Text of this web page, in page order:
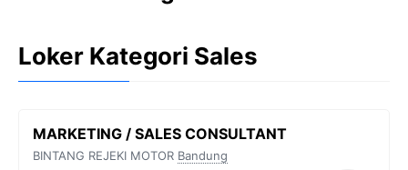
Loker Kategori Sales
MARKETING / SALES CONSULTANT
BINTANG REJEKI MOTOR Bandung